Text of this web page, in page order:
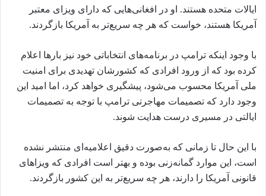
ایالات متحده هستند. او در افغانی‌هایی که دارای ویزای معتبر
آمریکا هستند، خواست که هر چه سریع‌تر به آمریکا بازگردند.
با وجود اینکه ترامپ در برنامه‌های انتخاباتی خود نیز بارها اعلام
کرده بود که از ورود افرادی که کشورشان تهدیدی برای امنیت
ملی آمریکا محسوب می‌شود، پیشگیری خواهد کرد، اما امید این
وجود دارد که تصمیمات مهاجرتی ترامپ با توجه به تصمیمات
ایالتی در مسیری درست هدایت شوند.
با این حال تا زمانی که به‌صورت دقیق اعلامیه‌ای منتشر نشده
است، این موارد گمانه‌زنی بوده و بهتر است افرادی که ویزاهای
قانونی آمریکا را دارند، هر چه سریع‌تر به این کشور بازگردند.